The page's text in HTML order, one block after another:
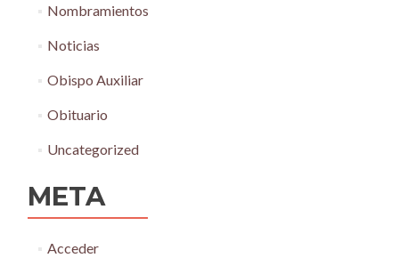
Nombramientos
Noticias
Obispo Auxiliar
Obituario
Uncategorized
META
Acceder